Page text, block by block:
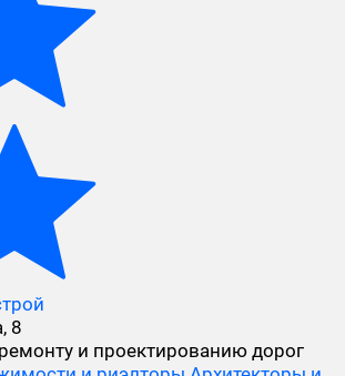
8
и проектированию дорог